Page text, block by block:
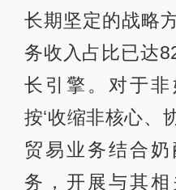
长期坚定的战略
务收入占比已达
长引擎。对于
按‘收缩非核心、
贸易业务结合
务，开展与其